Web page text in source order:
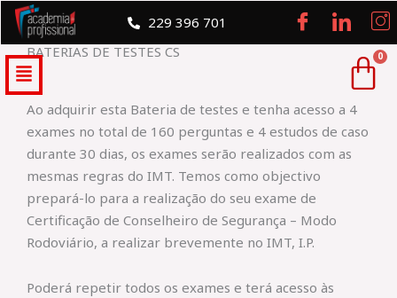
Skip
content
Menu
229 396 701
BATERIAS DE TESTES CS
Ao adquirir esta Bateria de testes e tenha acesso a 4
exames no total de 160 perguntas e 4 estudos de caso
durante 30 dias, os exames serão realizados com as
mesmas regras do IMT. Temos como objectivo
prepará-lo para a realização do seu exame de
Certificação de Conselheiro de Segurança – Modo
Rodoviário, a realizar brevemente no IMT, I.P.
Poderá repetir todos os exames e terá acesso às